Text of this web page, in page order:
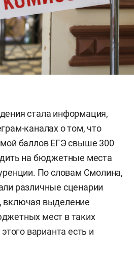
стала информация,
каналах о том, что
баллов ЕГЭ свыше 300
на бюджетные места
По словам Смолина,
различные сценарии
выделение
мест в таких
варианта есть и